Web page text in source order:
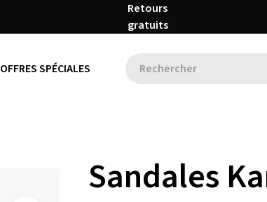
Retours
gratuits
OFFRES SPÉCIALES
Sandales